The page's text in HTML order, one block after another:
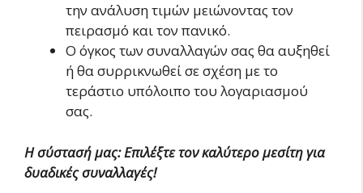
την ανάλυση τιμών μειώνοντας τον
πειρασμό και τον πανικό.
Ο όγκος των συναλλαγών σας θα αυξηθεί
ή θα συρρικνωθεί σε σχέση με το
τεράστιο υπόλοιπο του λογαριασμού
σας.
Η σύστασή μας: Επιλέξτε τον καλύτερο μεσίτη για
δυαδικές συναλλαγές!